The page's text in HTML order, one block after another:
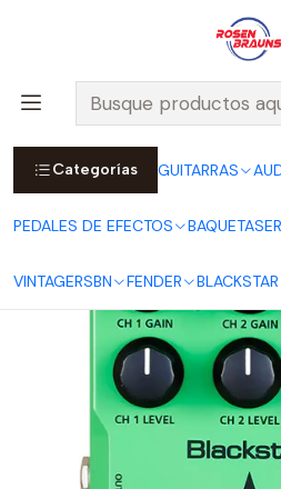
Categorías GUITARRAS
PEDALES DE EFECTOS BAQUETAS
VINTAGERSBN FENDER BLACKSTAR
Por compras sobre $25.000 en
Padre Hurtado, incluimos el
Ver Detalles
Inicio PEDALES DE EFECTOS
Boosters, Overdrives y